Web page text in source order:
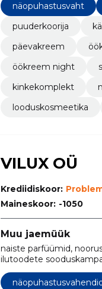
näopuhastusvaht
puuderkoorija
päevakreem
öökreem night
kinkekomplekt
looduskosmeetika
VILUX OÜ
Krediidiskoor:
Maineskoor: -1050
Muu jaemüük
naiste parfüümid,
ilutoodete
toonikud, meeste